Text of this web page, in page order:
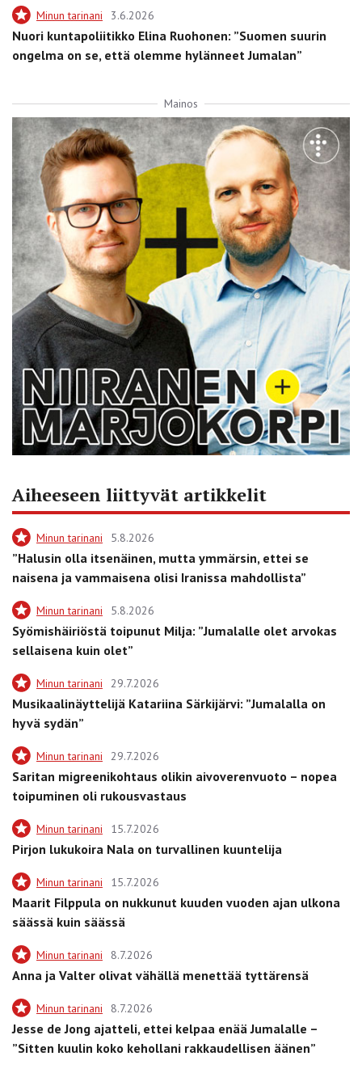
Minun tarinani 3.6.2026
Nuori kuntapoliitikko Elina Ruohonen: ”Suomen suurin
ongelma on se, että olemme hylänneet Jumalan”
Mainos
Aiheeseen liittyvät artikkelit
Minun tarinani 5.8.2026
”Halusin olla itsenäinen, mutta ymmärsin, ettei se
naisena ja vammaisena olisi Iranissa mahdollista”
Minun tarinani 5.8.2026
Syömishäiriöstä toipunut Milja: ”Jumalalle olet arvokas
sellaisena kuin olet”
Minun tarinani 29.7.2026
Musikaalinäyttelijä Katariina Särkijärvi: ”Jumalalla on
hyvä sydän”
Minun tarinani 29.7.2026
Saritan migreenikohtaus olikin aivoverenvuoto – nopea
toipuminen oli rukousvastaus
Minun tarinani 15.7.2026
Pirjon lukukoira Nala on turvallinen kuuntelija
Minun tarinani 15.7.2026
Maarit Filppula on nukkunut kuuden vuoden ajan ulkona
säässä kuin säässä
Minun tarinani 8.7.2026
Anna ja Valter olivat vähällä menettää tyttärensä
Minun tarinani 8.7.2026
Jesse de Jong ajatteli, ettei kelpaa enää Jumalalle –
”Sitten kuulin koko kehollani rakkaudellisen äänen”